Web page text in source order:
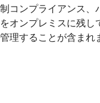
コンプライアンス
オンプレミスに残
することが含まれ